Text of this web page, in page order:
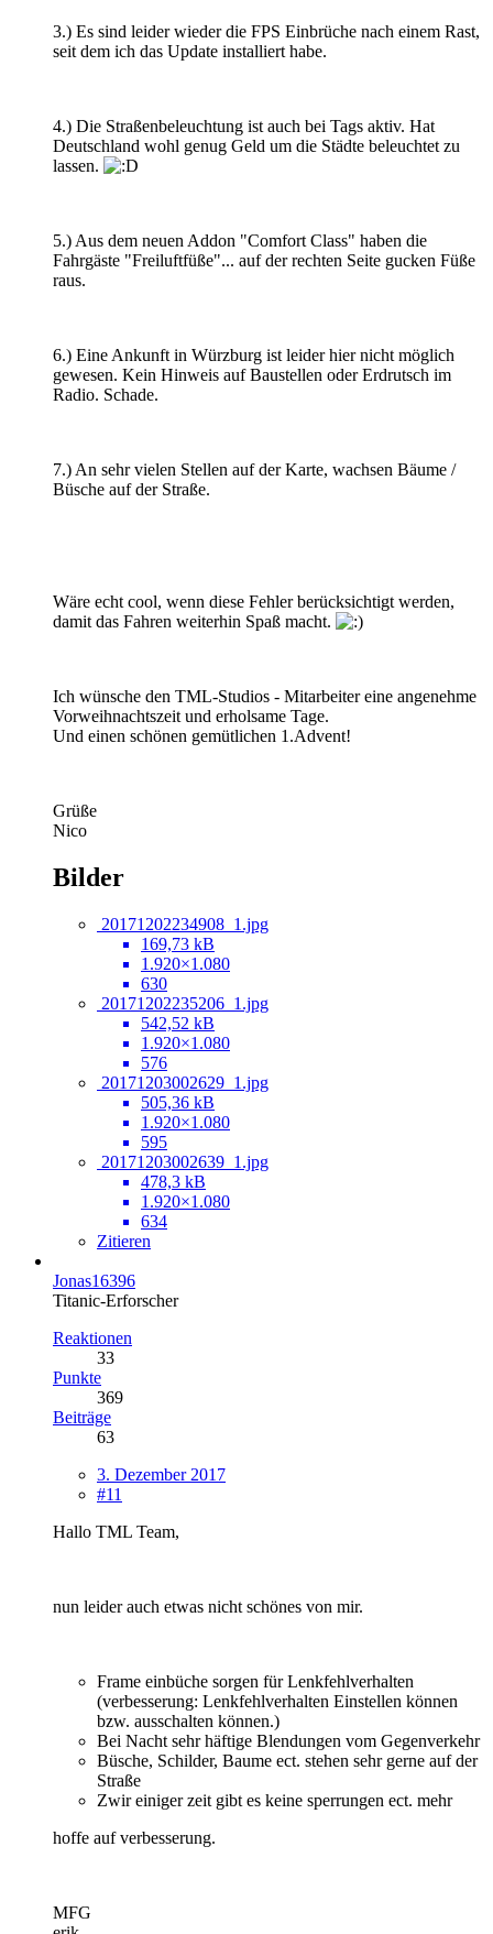
3.) Es sind leider wieder die FPS Einbrüche nach einem Rast,
seit dem ich das Update installiert habe.
4.) Die Straßenbeleuchtung ist auch bei Tags aktiv. Hat
Deutschland wohl genug Geld um die Städte beleuchtet zu
lassen.
5.) Aus dem neuen Addon "Comfort Class" haben die
Fahrgäste "Freiluftfüße"... auf der rechten Seite gucken Füße
raus.
6.) Eine Ankunft in Würzburg ist leider hier nicht möglich
gewesen. Kein Hinweis auf Baustellen oder Erdrutsch im
Radio. Schade.
7.) An sehr vielen Stellen auf der Karte, wachsen Bäume /
Büsche auf der Straße.
Wäre echt cool, wenn diese Fehler berücksichtigt werden,
damit das Fahren weiterhin Spaß macht.
Ich wünsche den TML-Studios - Mitarbeiter eine angenehme
Vorweihnachtszeit und erholsame Tage.
Und einen schönen gemütlichen 1.Advent!
Grüße
Nico
Bilder
20171202234908_1.jpg
169,73 kB
1.920×1.080
630
20171202235206_1.jpg
542,52 kB
1.920×1.080
576
20171203002629_1.jpg
505,36 kB
1.920×1.080
595
20171203002639_1.jpg
478,3 kB
1.920×1.080
634
Zitieren
Jonas16396
Titanic-Erforscher
Reaktionen
33
Punkte
369
Beiträge
63
3. Dezember 2017
#11
Hallo TML Team,
nun leider auch etwas nicht schönes von mir.
Frame einbüche sorgen für Lenkfehlverhalten
(verbesserung: Lenkfehlverhalten Einstellen können
bzw. ausschalten können.)
Bei Nacht sehr häftige Blendungen vom Gegenverkehr
Büsche, Schilder, Baume ect. stehen sehr gerne auf der
Straße
Zwir einiger zeit gibt es keine sperrungen ect. mehr
hoffe auf verbesserung.
MFG